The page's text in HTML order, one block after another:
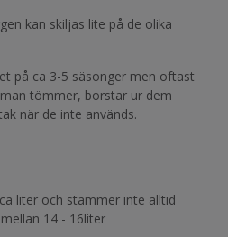
kan skiljas lite på de olika
på ca 3-5 säsonger men oftast
tömmer, borstar ur dem
när de inte används.
liter och stämmer inte alltid
14 - 16liter